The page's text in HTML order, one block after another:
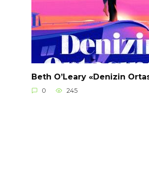
Beth O’Leary «Denizin
0 245